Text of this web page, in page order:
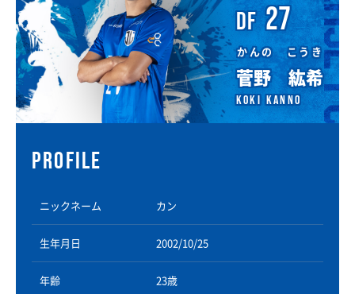
DF 27
菅野 紘希
かんの こうき
Koki Kanno
PROFILE
ニックネーム カン
生年月日 2002/10/25
年齢 23歳